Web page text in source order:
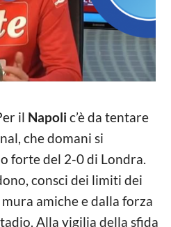
il Napoli c’è da tentare
che domani si
forte del 2-0 di Londra.
consci dei limiti dei
amiche e dalla forza
Alla vigilia della sfida